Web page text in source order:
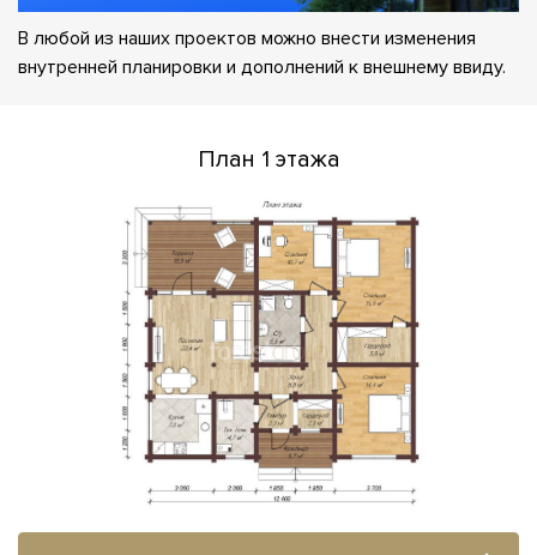
В любой из наших проектов можно внести изменения
внутренней планировки и дополнений к внешнему ввиду.
План 1 этажа